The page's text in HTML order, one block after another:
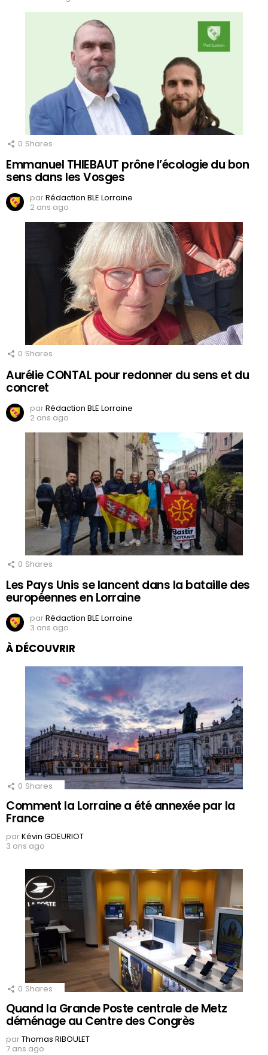
0 Shares
Emmanuel THIEBAUT prône l’écologie du bon
sens dans les Vosges
parRédaction BLE Lorraine
2 ans ago
0 Shares
Aurélie CONTAL pour redonner du sens et du
concret
parRédaction BLE Lorraine
2 ans ago
0 Shares
Les Pays Unis se lancent dans la bataille des
européennes en Lorraine
parRédaction BLE Lorraine
3 ans ago
À DÉCOUVRIR
0 Shares
Comment la Lorraine a été annexée par la
France
parKévin GOEURIOT
3 ans ago
0 Shares
Quand la Grande Poste centrale de Metz
déménage au Centre des Congrès
parThomas RIBOULET
7 ans ago